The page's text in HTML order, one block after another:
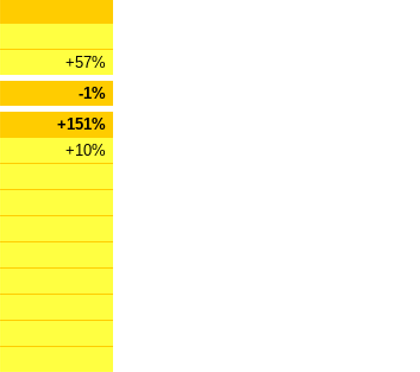
+57%
-1%
+151%
+10%